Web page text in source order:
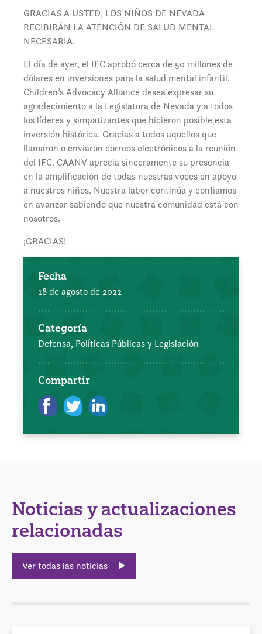
GRACIAS A USTED, LOS NIÑOS DE NEVADA
RECIBIRÁN LA ATENCIÓN DE SALUD MENTAL
NECESARIA.
El día de ayer, el IFC aprobó cerca de 50 millones de
dólares en inversiones para la salud mental infantil.
Children’s Advocacy Alliance desea expresar su
agradecimiento a la Legislatura de Nevada y a todos
los líderes y simpatizantes que hicieron posible esta
inversión histórica. Gracias a todos aquellos que
llamaron o enviaron correos electrónicos a la reunión
del IFC. CAANV aprecia sinceramente su presencia
en la amplificación de todas nuestras voces en apoyo
a nuestros niños. Nuestra labor continúa y confiamos
en avanzar sabiendo que nuestra comunidad está con
nosotros.
¡GRACIAS!
Fecha
18 de agosto de 2022
Categoría
Defensa, Políticas Públicas y Legislación
Compartir
Noticias y actualizaciones
relacionadas
Ver todas las noticias